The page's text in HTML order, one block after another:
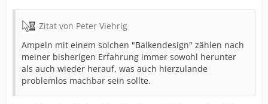
Zitat von Peter Viehrig
Ampeln mit einem solchen "Balkendesign" zählen nach
meiner bisherigen Erfahrung immer sowohl herunter
als auch wieder herauf, was auch hierzulande
problemlos machbar sein sollte.